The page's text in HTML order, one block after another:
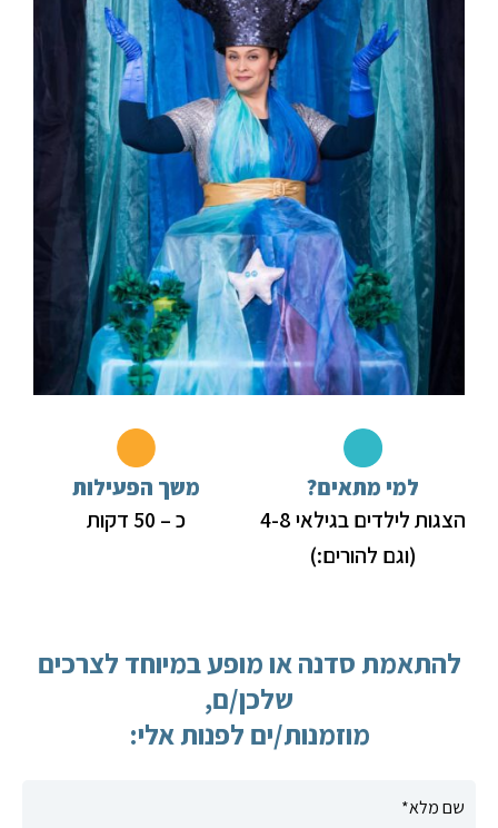
למי מתאים?
הצגות לילדים בגילאי 4-8
(וגם להורים:)
משך הפעילות
כ – 50 דקות
להתאמת סדנה או מופע במיוחד לצרכים
שלכן/ם,
מוזמנות/ים לפנות אלי:
פרטי